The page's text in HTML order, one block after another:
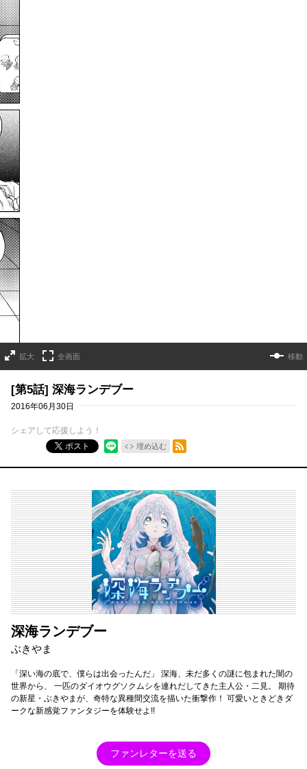
拡大 全画面 移動
[第5話] 深海ランデブー
2016年06月30日
シェアして応援しよう！
ポスト
埋め込む
RSSフィード
深海ランデブー
ぶきやま
「深い海の底で、僕らは出会ったんだ」 深海、未だ多くの謎に包まれた闇の
世界から、 一匹のダイオウグソクムシを連れだしてきた主人公・二見。 期待
の新星・ぶきやまが、奇特な異種間交流を描いた衝撃作！ 可愛いときどきダ
ークな新感覚ファンタジーを体験せよ!!
ファンレターを送る